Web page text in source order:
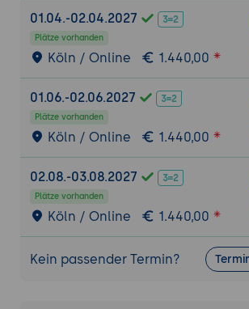
Implementierung von
Praktische Übung zur
und Steuerung von
auf Benutzerinteraktionen und
Kollisionsabfrage
Grundlagen der
Erklärung der verschiedenen
zur Kollisionserkennung in 2D-
einschließlich AABB (Axis-
Bounding Box) und Kreis-
Implementierung der
Praxisbeispiele zur
01.04.-02.04.2027
Plätze vorhanden
Köln / Online 1.440,00
01.06.-02.06.2027
Plätze vorhanden
Köln / Online 1.440,00
02.08.-03.08.2027
Plätze vorhanden
Köln / Online 1.440,00
Kein passender Termin?